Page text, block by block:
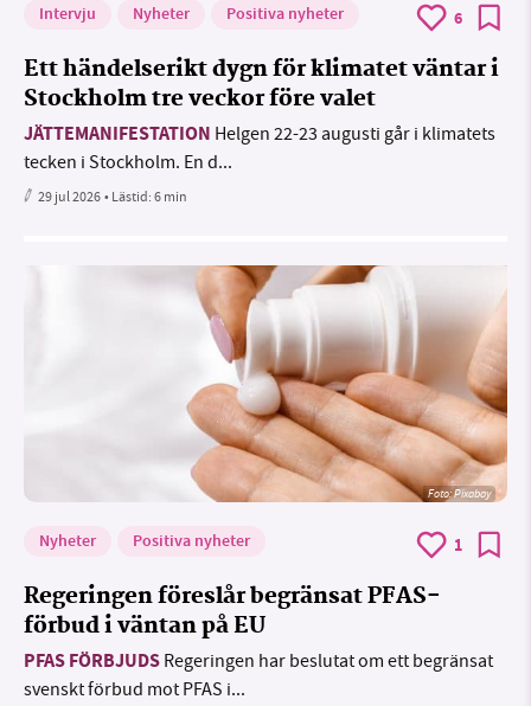
Intervju Nyheter Positiva nyheter 6
Ett händelserikt dygn för klimatet väntar i
Stockholm tre veckor före valet
JÄTTEMANIFESTATION Helgen 22-23 augusti går i klimatets
tecken i Stockholm. En d...
29 jul 2026• Lästid:6 min
Foto:Pixabay
Nyheter Positiva nyheter 1
Regeringen föreslår begränsat PFAS-
förbud i väntan på EU
PFAS FÖRBJUDS Regeringen har beslutat om ett begränsat
svenskt förbud mot PFAS i...